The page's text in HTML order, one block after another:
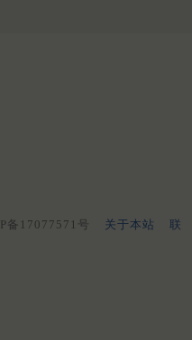
备17077571号 关于本站
联